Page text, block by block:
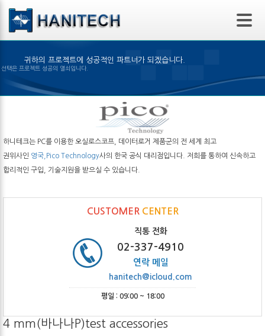
본문 바로가기
귀하의 프로젝트에 성공적인 파트너가 되겠습니다.
맞은 제품의 선택은 프로젝트 성공의 열쇠입니다.
하니테크는 PC를 이용한 오실로스코프, 데이터로거 제품군의 전 세계 최고
권위사인 영국,Pico Technology사의 한국 공식 대리점입니다. 저희를 통하여 신속하고
합리적인 구입, 기술지원을 받으실 수 있습니다.
CUSTOMER CENTER
직통 전화
02-337-4910
연락 메일
hanitech@icloud.com
평일 : 09:00 ~ 18:00
4 mm(바나나P)test accessories